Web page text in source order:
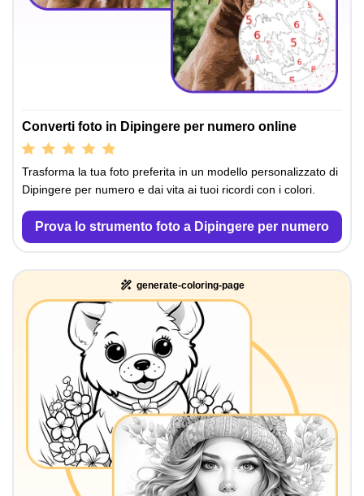
Converti foto in Dipingere per numero online
Trasforma la tua foto preferita in un modello personalizzato di
Dipingere per numero e dai vita ai tuoi ricordi con i colori.
Prova lo strumento foto a Dipingere per numero
generate-coloring-page